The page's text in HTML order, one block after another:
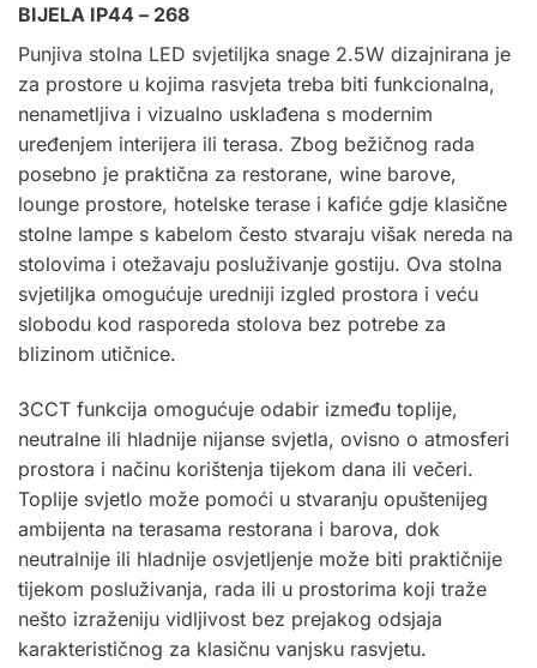
BIJELA IP44 – 268
Punjiva stolna LED svjetiljka snage 2.5W dizajnirana je
za prostore u kojima rasvjeta treba biti funkcionalna,
nenametljiva i vizualno usklađena s modernim
uređenjem interijera ili terasa. Zbog bežičnog rada
posebno je praktična za restorane, wine barove,
lounge prostore, hotelske terase i kafiće gdje klasične
stolne lampe s kabelom često stvaraju višak nereda na
stolovima i otežavaju posluživanje gostiju. Ova stolna
svjetiljka omogućuje uredniji izgled prostora i veću
slobodu kod rasporeda stolova bez potrebe za
blizinom utičnice.
3CCT funkcija omogućuje odabir između toplije,
neutralne ili hladnije nijanse svjetla, ovisno o atmosferi
prostora i načinu korištenja tijekom dana ili večeri.
Toplije svjetlo može pomoći u stvaranju opuštenijeg
ambijenta na terasama restorana i barova, dok
neutralnije ili hladnije osvjetljenje može biti praktičnije
tijekom posluživanja, rada ili u prostorima koji traže
nešto izraženiju vidljivost bez prejakog odsjaja
karakterističnog za klasičnu vanjsku rasvjetu.